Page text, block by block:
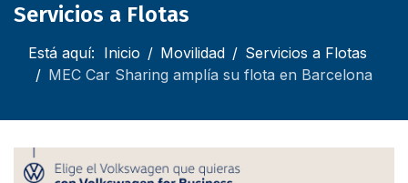
Servicios a Flotas
Está aquí: Inicio Movilidad
Servicios a Flotas
MEC Car Sharing amplía su flota en Barcelona